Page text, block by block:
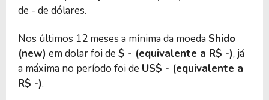
de - de dólares.
Nos últimos 12 meses a mínima da moeda Shido
(new) em dolar foi de $ - (equivalente a R$ -), já
a máxima no período foi de US$ - (equivalente a
R$ -).